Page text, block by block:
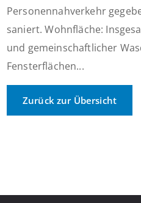
Personennahverkehr
saniert. Wohnfläche:
und gemeinschaftlicher
Fensterflächen...
Zurück zur Übersicht